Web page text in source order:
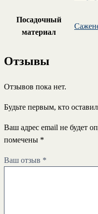
Посадочный
материал
Отзывы
Отзывов пока нет.
Будьте первым, кто
Ваш адрес email не будет
помечены *
Ваш отзыв *